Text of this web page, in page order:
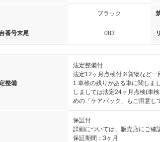
ブラック
番号末尾 083
整備
法定整備付
法定12ヶ月点検付※貨物など一
1.車検の残りがある車に関しま
しましては法定24ヶ月点検(車
めの「ケアパック」もご用意し
保証付
詳細については、販売店にご確
保証期間：3ヶ月